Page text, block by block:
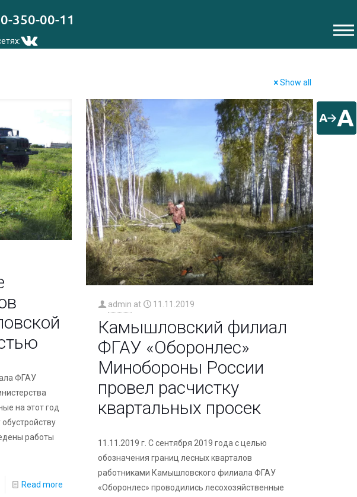
A A
350-00-11
Show all
ФГАУ
на этот год
работы
Read more
admin at 11.11.2019
Камышловский филиал
ФГАУ «Оборонлес»
Минобороны России
провел расчистку
квартальных просек
11.11.2019 г. С сентября 2019 года с целью
обозначения границ лесных кварталов
работниками Камышловского филиала ФГАУ
«Оборонлес» проводились лесохозяйственные